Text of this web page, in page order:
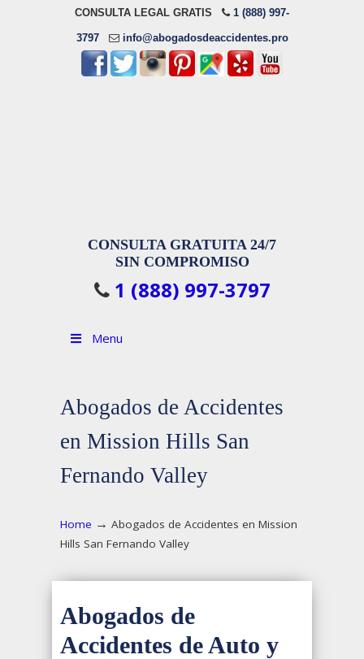
CONSULTA LEGAL GRATIS 1 (888) 997-
3797 info@abogadosdeaccidentes.pro
CONSULTA GRATUITA 24/7
SIN COMPROMISO
1 (888) 997-3797
Menu
Abogados de Accidentes
en Mission Hills San
Fernando Valley
Home → Abogados de Accidentes en Mission
Hills San Fernando Valley
Abogados de
Accidentes de Auto y